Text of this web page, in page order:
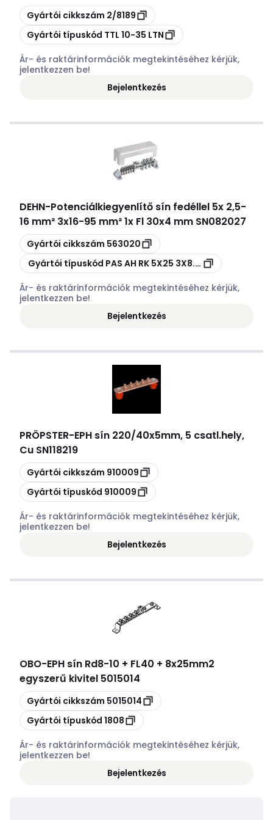
Másolás
Gyártói cikkszám 2/8189
Másolás
Gyártói típuskód TTL 10-35 LTN
Ár- és raktárinformációk megtekintéséhez kérjük,
jelentkezzen be!
Bejelentkezés
DEHN-Potenciálkiegyenlítő sín fedéllel 5x 2,5-
16 mm² 3x16-95 mm² 1x Fl 30x4 mm SN082027
Másolás
Gyártói cikkszám 563020
Másolás
Gyártói típuskód PAS AH RK 5X25 3X8.10 1XFL30
Ár- és raktárinformációk megtekintéséhez kérjük,
jelentkezzen be!
Bejelentkezés
PRÖPSTER-EPH sín 220/40x5mm, 5 csatl.hely,
Cu SN118219
Másolás
Gyártói cikkszám 910009
Másolás
Gyártói típuskód 910009
Ár- és raktárinformációk megtekintéséhez kérjük,
jelentkezzen be!
Bejelentkezés
OBO-EPH sín Rd8-10 + FL40 + 8x25mm2
egyszerű kivitel 5015014
Másolás
Gyártói cikkszám 5015014
Másolás
Gyártói típuskód 1808
Ár- és raktárinformációk megtekintéséhez kérjük,
jelentkezzen be!
Bejelentkezés